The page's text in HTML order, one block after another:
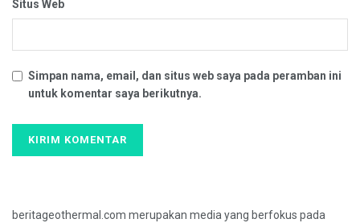
Situs Web
Simpan nama, email, dan situs web saya pada peramban ini
untuk komentar saya berikutnya.
beritageothermal.com merupakan media yang berfokus pada